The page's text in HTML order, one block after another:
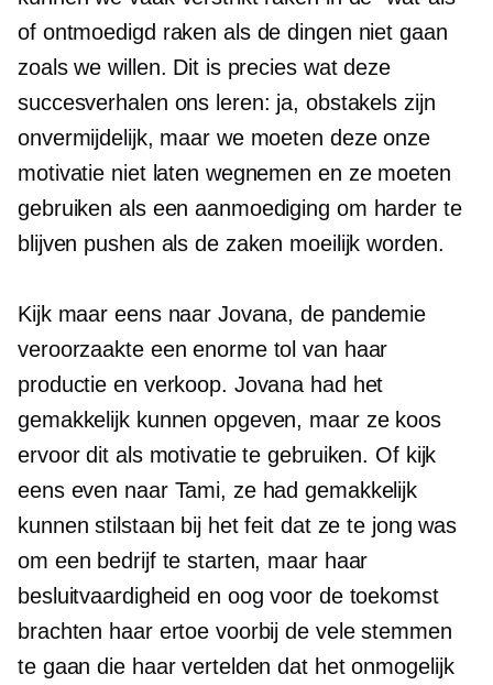
of ontmoedigd raken als de dingen niet gaan
zoals we willen. Dit is precies wat deze
succesverhalen ons leren: ja, obstakels zijn
onvermijdelijk, maar we moeten deze onze
motivatie niet laten wegnemen en ze moeten
gebruiken als een aanmoediging om harder te
blijven pushen als de zaken moeilijk worden.
Kijk maar eens naar Jovana, de pandemie
veroorzaakte een enorme tol van haar
productie en verkoop. Jovana had het
gemakkelijk kunnen opgeven, maar ze koos
ervoor dit als motivatie te gebruiken. Of kijk
eens even naar Tami, ze had gemakkelijk
kunnen stilstaan ​​bij het feit dat ze te jong was
om een ​​bedrijf te starten, maar haar
besluitvaardigheid en oog voor de toekomst
brachten haar ertoe voorbij de vele stemmen
te gaan die haar vertelden dat het onmogelijk